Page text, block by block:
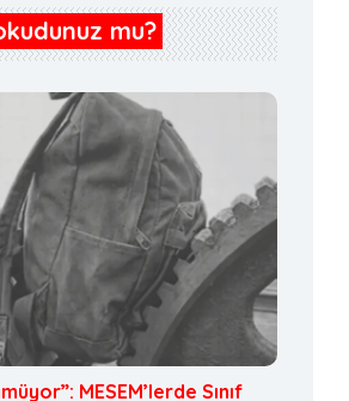
mu?
MESEM’lerde Sınıf